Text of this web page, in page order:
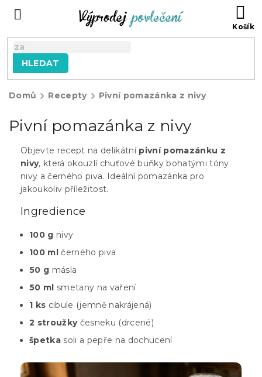
HLEDAT
Domů Recepty Pivní pomazánka z nivy
Pivní pomazánka z nivy
Objevte recept na delikátní pivní pomazánku z
nivy, která okouzlí chuťové buňky bohatými tóny
nivy a černého piva. Ideální pomazánka pro
jakoukoliv příležitost.
Ingredience
100 g nivy
100 ml černého piva
50 g másla
50 ml smetany na vaření
1 ks cibule (jemně nakrájená)
2 stroužkyčesneku (drcené)
špetka soli a pepře na dochucení